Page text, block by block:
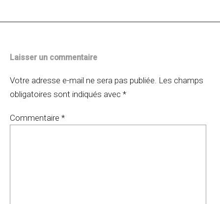
Laisser un commentaire
Votre adresse e-mail ne sera pas publiée. Les champs
obligatoires sont indiqués avec *
Commentaire *